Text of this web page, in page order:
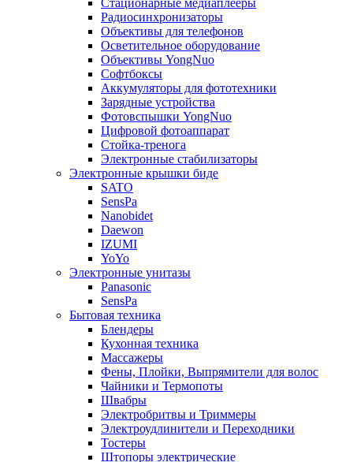
Стационарные медиаплееры
Радиосинхронизаторы
Объективы для телефонов
Осветительное оборудование
Объективы YongNuo
Софтбоксы
Аккумуляторы для фототехники
Зарядные устройства
Фотовспышки YongNuo
Цифровой фотоаппарат
Стойка-тренога
Электронные стабилизаторы
Электронные крышки биде
SATO
SensPa
Nanobidet
Daewon
IZUMI
YoYo
Электронные унитазы
Panasonic
SensPa
Бытовая техника
Блендеры
Кухонная техника
Массажеры
Фены, Плойки, Выпрямители для волос
Чайники и Термопоты
Швабры
Электробритвы и Триммеры
Электроудлинители и Переходники
Тостеры
Штопоры электрические